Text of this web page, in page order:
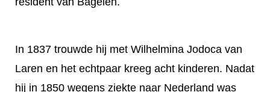
In 1837 trouwde hij met Wilhelmina Jodoca van
Laren en het echtpaar kreeg acht kinderen. Nadat
hij in 1850 wegens ziekte naar Nederland was